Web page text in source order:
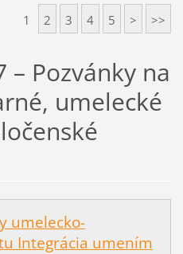
1 2 3 4 5 > >>
– Pozvánky na
umelecké
umelecko-
Integrácia umením